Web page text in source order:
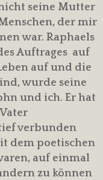
seine Mutter
der mir
war. Raphaels
Auftrages auf
auf und die
wurde seine
und ich. Er hat
verbunden
dem poetischen
auf einmal
zu können